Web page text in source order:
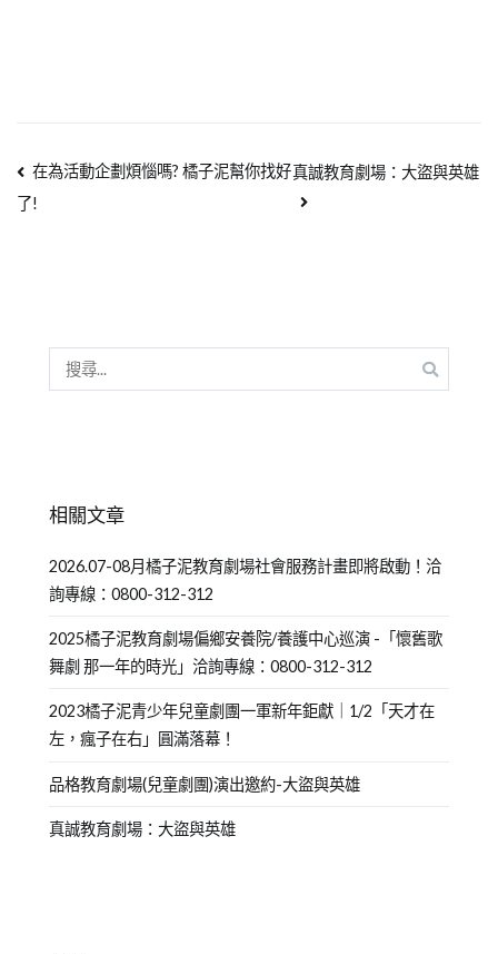
在為活動企劃煩惱嗎? 橘子泥幫你找好
了!
真誠教育劇場：大盜與英雄
相關文章
2026.07-08月橘子泥教育劇場社會服務計畫即將啟動！洽
詢專線：0800-312-312
2025橘子泥教育劇場偏鄉安養院/養護中心巡演 -「懷舊歌
舞劇 那一年的時光」洽詢專線：0800-312-312
2023橘子泥青少年兒童劇團一軍新年鉅獻｜1/2「天才在
左，瘋子在右」圓滿落幕！
品格教育劇場(兒童劇團)演出邀約-大盜與英雄
真誠教育劇場：大盜與英雄